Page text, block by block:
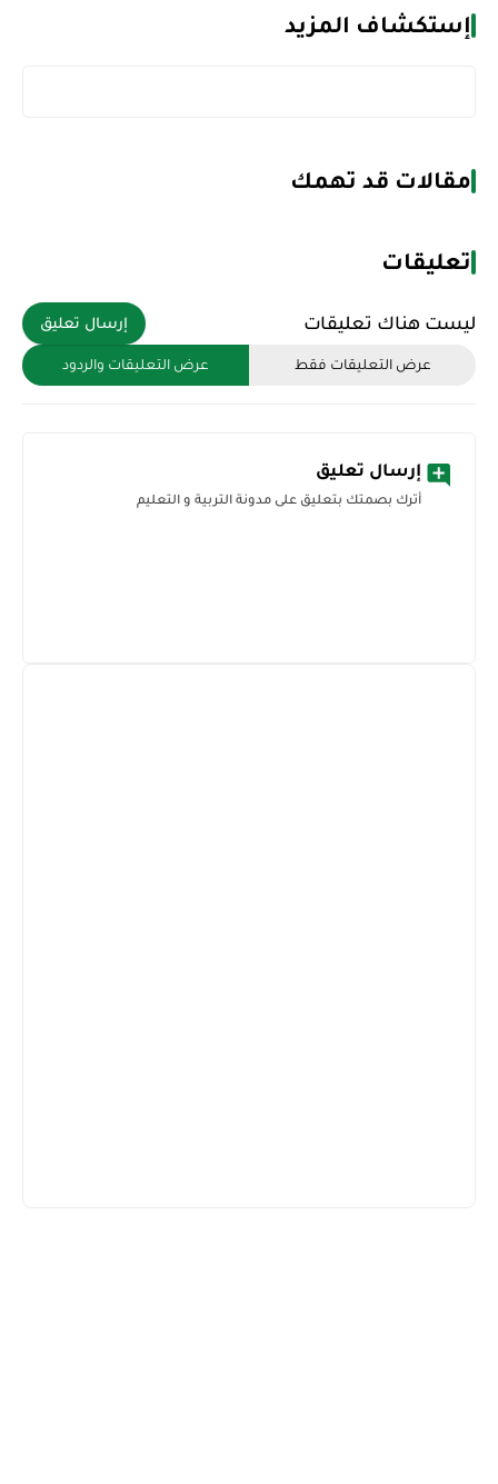
إستكشاف المزيد
مقالات قد تهمك
تعليقات
ليست هناك تعليقات إرسال تعليق
عرض التعليقات فقط عرض التعليقات والردود
إرسال تعليق
أترك بصمتك بتعليق على مدونة التربية و التعليم